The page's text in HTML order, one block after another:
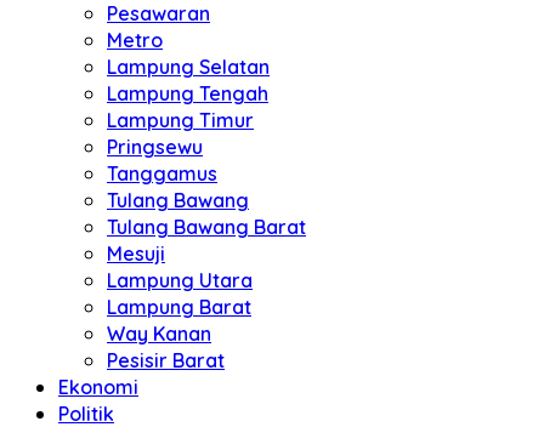
Pesawaran
Metro
Lampung Selatan
Lampung Tengah
Lampung Timur
Pringsewu
Tanggamus
Tulang Bawang
Tulang Bawang Barat
Mesuji
Lampung Utara
Lampung Barat
Way Kanan
Pesisir Barat
Ekonomi
Politik